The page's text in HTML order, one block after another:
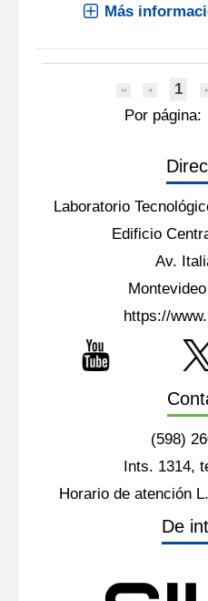
Más
1
Por página:
Laboratorio
Edificio
Av.
https://
(598)
Ints. 1314,
Horario de atención
De